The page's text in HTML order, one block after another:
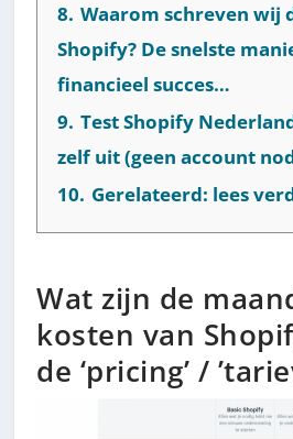
8. Waarom schreven wij
Shopify? De snelste
financieel succes…
9. Test Shopify
zelf uit (geen account
10. Gerelateerd: lees
Wat zijn de
kosten van
de ‘pricing’ /